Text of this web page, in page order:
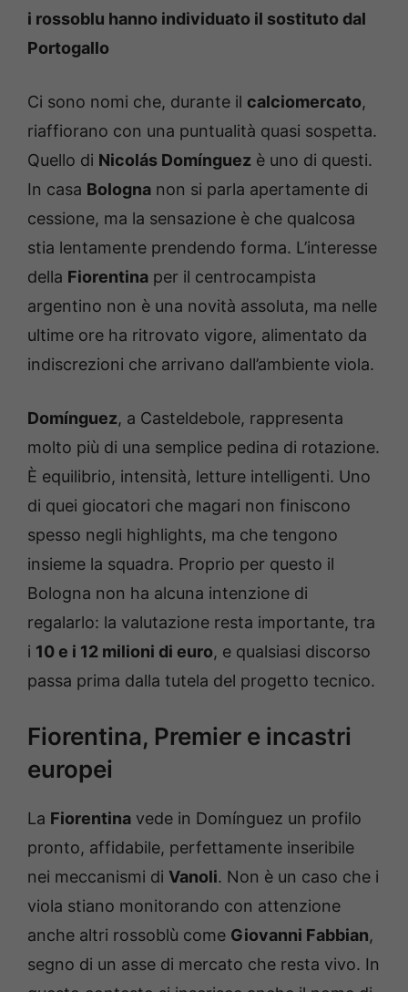
i rossoblu hanno individuato il sostituto dal
Portogallo
Ci sono nomi che, durante il calciomercato,
riaffiorano con una puntualità quasi sospetta.
Quello di Nicolás Domínguez è uno di questi.
In casa Bologna non si parla apertamente di
cessione, ma la sensazione è che qualcosa
stia lentamente prendendo forma. L’interesse
della Fiorentina per il centrocampista
argentino non è una novità assoluta, ma nelle
ultime ore ha ritrovato vigore, alimentato da
indiscrezioni che arrivano dall’ambiente viola.
Domínguez, a Casteldebole, rappresenta
molto più di una semplice pedina di rotazione.
È equilibrio, intensità, letture intelligenti. Uno
di quei giocatori che magari non finiscono
spesso negli highlights, ma che tengono
insieme la squadra. Proprio per questo il
Bologna non ha alcuna intenzione di
regalarlo: la valutazione resta importante, tra
i 10 e i 12 milioni di euro, e qualsiasi discorso
passa prima dalla tutela del progetto tecnico.
Fiorentina, Premier e incastri
europei
La Fiorentina vede in Domínguez un profilo
pronto, affidabile, perfettamente inseribile
nei meccanismi di Vanoli. Non è un caso che i
viola stiano monitorando con attenzione
anche altri rossoblù come Giovanni Fabbian,
segno di un asse di mercato che resta vivo. In